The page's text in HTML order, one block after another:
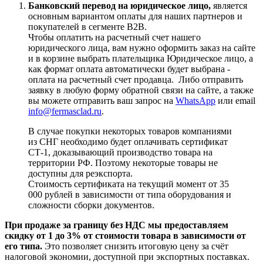
Банковский перевод на юридическое лицо, является
основным вариантом оплаты для наших партнеров и
покупателей в сегменте B2B.
Чтобы оплатить на расчетный счет нашего
юридического лица, вам нужно оформить заказ на сайте
и в корзине выбрать плательщика Юридическое лицо, а
как формат оплата автоматически будет выбрана -
оплата на расчетный счет продавца. Либо отправить
заявку в любую форму обратной связи на сайте, а также
вы можете отправить ваш запрос на WhatsApp или email
info@fermasclad.ru.
В случае покупки некоторых товаров компаниями
из СНГ необходимо будет оплачивать сертификат
СТ-1, доказывающий производство товара на
территории РФ. Поэтому некоторые товары не
доступны для реэкспорта.
Стоимость сертификата на текущий момент от 35
000 рублей в зависимости от типа оборудования и
сложности сборки документов.
При продаже за границу без НДС мы предоставляем
скидку от 1 до 3% от стоимости товара в зависимости от
его типа. Это позволяет снизить итоговую цену за счёт
налоговой экономии, доступной при экспортных поставках.